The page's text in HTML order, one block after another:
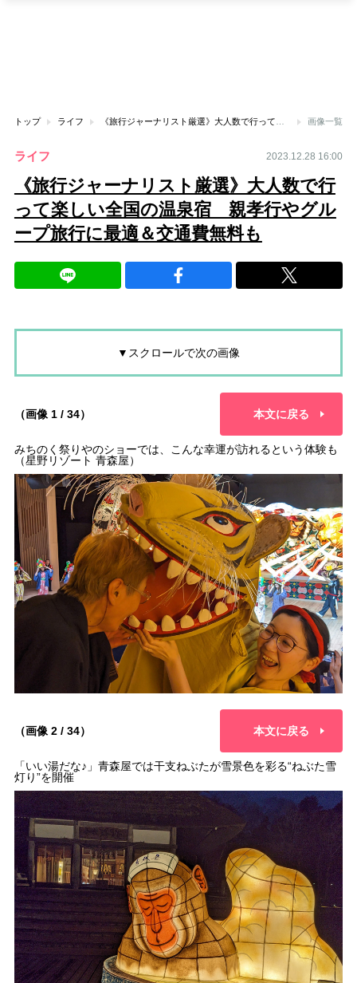
トップ ライフ 画像一覧
ライフ 2023.12.28 16:00
《旅行ジャーナリスト厳選》大人数で行
って楽しい全国の温泉宿 親孝行やグル
ープ旅行に最適＆交通費無料も
▼スクロールで次の画像
（画像 1 / 34） 本文に戻る
みちのく祭りやのショーでは、こんな幸運が訪れるという体験も
（星野リゾート 青森屋）
（画像 2 / 34） 本文に戻る
「いい湯だな♪」青森屋では干支ねぶたが雪景色を彩る“ねぶた雪
灯り”を開催